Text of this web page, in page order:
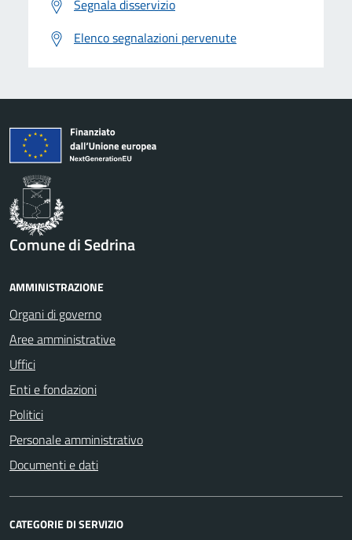
Segnala disservizio
Elenco segnalazioni pervenute
Comune di Sedrina
AMMINISTRAZIONE
Organi di governo
Aree amministrative
Uffici
Enti e fondazioni
Politici
Personale amministrativo
Documenti e dati
CATEGORIE DI SERVIZIO